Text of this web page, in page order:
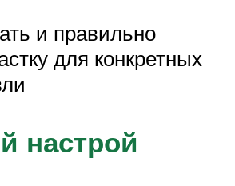
и правильно
для конкретных
настрой